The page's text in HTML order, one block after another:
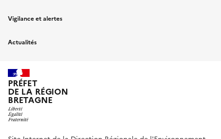
Vigilance et alertes
Actualités
PRÉFET
DE LA RÉGION
BRETAGNE